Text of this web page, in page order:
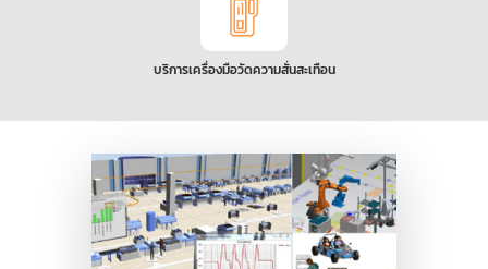
บริการเครื่องมือวัดความสั่นสะเทือน